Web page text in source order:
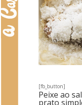
[fb_button]
Peixe ao
prato